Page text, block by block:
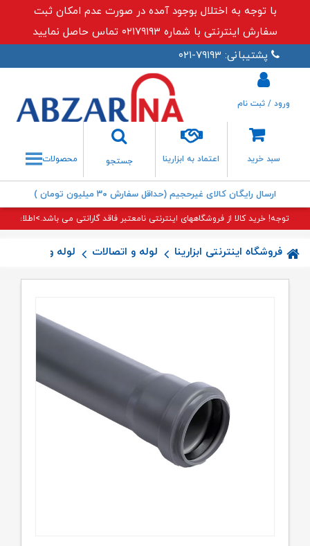
با توجه به اختلال بوجود آمده در صورت عدم امکان ثبت
سفارش اینترنتی با شماره ۰۲۱۷۹۱۹۳ تماس حاصل نمایید
پشتیبانی: ۷۹۱۹۳-۰۲۱
سبد خرید اعتماد به ابزارینا
جستجو
جستجو
ورود / ثبت نام
محصولات
ارسال رایگان کالای غیرحجیم (حداقل سفارش ۳۰ میلیون تومان )
توجه! خرید کالا از فروشگاههای اینترنتی نامعتبر فاقد گارانتی می باشد.>اطلاعات
فروشگاه اینترنتی ابزارینا لوله و اتصالات لوله و